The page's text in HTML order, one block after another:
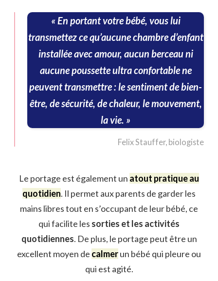
« En portant votre bébé, vous lui
transmettez ce qu’aucune chambre d’enfant
installée avec amour, aucun berceau ni
aucune poussette ultra confortable ne
peuvent transmettre : le sentiment de bien-
être, de sécurité, de chaleur, le mouvement,
la vie. »
Felix Stauffer, biologiste
Le portage est également un atout pratique au
quotidien. Il permet aux parents de garder les
mains libres tout en s’occupant de leur bébé, ce
qui facilite les sorties et les activités
quotidiennes. De plus, le portage peut être un
excellent moyen de calmerun bébé qui pleure ou
qui est agité.